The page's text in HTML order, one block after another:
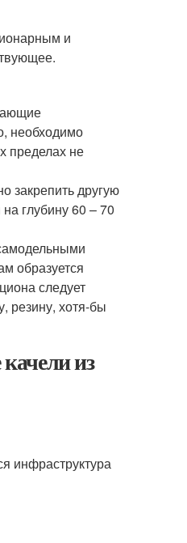
и
необходимо
пределах не
закрепить другую
глубину 60 – 70
образуется
следует
резину, хотя-бы
из
инфраструктура